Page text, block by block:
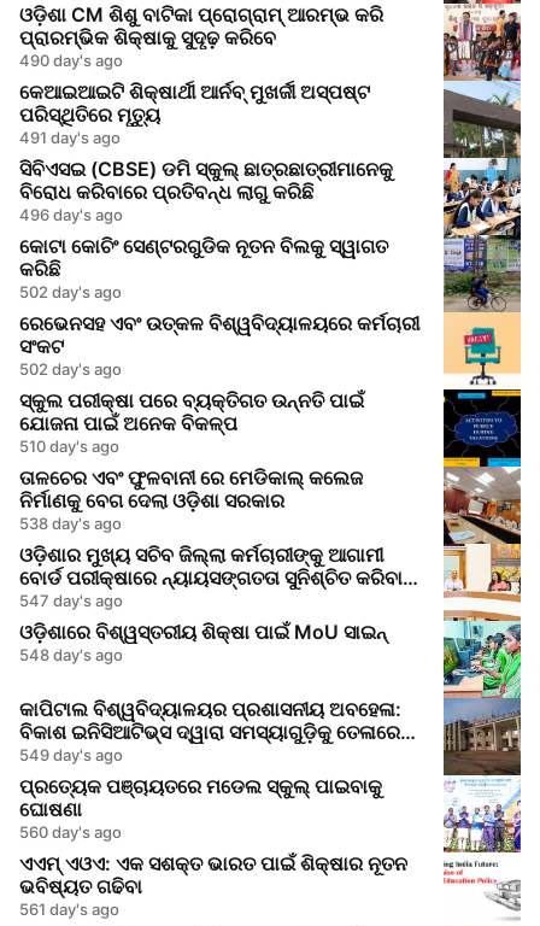
ଓଡ଼ିଶା CM ଶିଶୁ ବାଟିକା ପ୍ରୋଗ୍ରାମ୍ ଆରମ୍ଭ କରି
ପ୍ରାରମ୍ଭିକ ଶିକ୍ଷାକୁ ସୁଦୃଢ଼ କରିବେ
490 day's ago
କେଆଇଆଇଟି ଶିକ୍ଷାର୍ଥୀ ଆର୍ନବ୍ ମୁଖର୍ଜୀ ଅସ୍ପଷ୍ଟ
ପରିସ୍ଥିତିରେ ମୃତ୍ୟୁ
491 day's ago
ସିବିଏସଇ (CBSE) ଡମି ସ୍କୁଲ୍ ଛାତ୍ରଛାତ୍ରୀମାନେକୁ
ବିରୋଧ କରିବାରେ ପ୍ରତିବନ୍ଧ ଲାଗୁ କରିଛି
496 day's ago
କୋଟା କୋଚିଂ ସେଣ୍ଟରଗୁଡିକ ନୂତନ ବିଲକୁ ସ୍ୱାଗତ
କରିଛି
502 day's ago
ରେଭେନସହ ଏବଂ ଉତ୍କଳ ବିଶ୍ୱବିଦ୍ୟାଳୟରେ କର୍ମଚାରୀ
ସଂକଟ
502 day's ago
ସ୍କୁଲ ପରୀକ୍ଷା ପରେ ବ୍ୟକ୍ତିଗତ ଉନ୍ନତି ପାଇଁ
ଯୋଜନା ପାଇଁ ଅନେକ ବିକଳ୍ପ
510 day's ago
ତାଳଚେର ଏବଂ ଫୁଳବାନୀ ରେ ମେଡିକାଲ୍ କଲେଜ
ନିର୍ମାଣକୁ ବେଗ ଦେଲା ଓଡ଼ିଶା ସରକାର
538 day's ago
ଓଡ଼ିଶାର ମୁଖ୍ୟ ସଚିବ ଜିଲ୍ଲା କର୍ମଚାରୀଙ୍କୁ ଆଗାମୀ
ବୋର୍ଡ ପରୀକ୍ଷାରେ ନ୍ୟାୟସଙ୍ଗତତା ସୁନିଶ୍ଚିତ କରିବାକୁ
ନିର୍ଦ୍ଦେଶ ଦେଲେ
547 day's ago
ଓଡ଼ିଶାରେ ବିଶ୍ୱସ୍ତରୀୟ ଶିକ୍ଷା ପାଇଁ MoU ସାଇନ୍
548 day's ago
କାପିଟାଲ ବିଶ୍ୱବିଦ୍ୟାଳୟର ପ୍ରଶାସନୀୟ ଅବହେଳା:
ବିକାଶ ଇନିସିଆଟିଭ୍ସ ଦ୍ୱାରା ସମସ୍ୟାଗୁଡ଼ିକୁ ତେଳାରେ
ଦେଖିବା
549 day's ago
ପ୍ରତ୍ୟେକ ପଞ୍ଚାୟତରେ ମଡେଲ ସ୍କୁଲ୍ ପାଇବାକୁ
ଘୋଷଣା
560 day's ago
ଏଏମ୍ ଏଓଏ: ଏକ ସଶକ୍ତ ଭାରତ ପାଇଁ ଶିକ୍ଷାର ନୂତନ
ଭବିଷ୍ୟତ ଗଢିବା
561 day's ago